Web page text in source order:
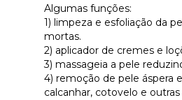
Algumas funções:
1) limpeza e esfoliação da
mortas.
2) aplicador de cremes e
3) massageia a pele
4) remoção de pele áspera
calcanhar, cotovelo e